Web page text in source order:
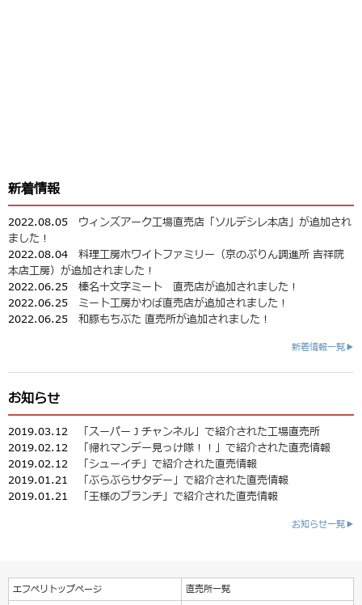
新着情報
2022.08.05 ウィンズアーク工場直売店「ソルデシレ本店」が追加され
ました！
2022.08.04 料理工房ホワイトファミリー（京のぷりん調進所 吉祥院
本店工房）が追加されました！
2022.06.25 榛名十文字ミート 直売店が追加されました！
2022.06.25 ミート工房かわば直売店が追加されました！
2022.06.25 和豚もちぶた 直売所が追加されました！
新着情報一覧▶
お知らせ
2019.03.12
「スーパーＪチャンネル」で紹介された工場直売所
2019.02.12
「帰れマンデー見っけ隊！！」で紹介された直売情報
2019.02.12
「シューイチ」で紹介された直売情報
2019.01.21
「ぶらぶらサタデー」で紹介された直売情報
2019.01.21
「王様のブランチ」で紹介された直売情報
お知らせ一覧▶
エフペリトップページ 直売所一覧